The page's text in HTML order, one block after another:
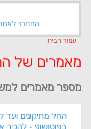
התחבר
עמוד הבית
מאמרים של
מספר מאמרים
החל מתיקונים ועד
בפוטושופ - להכיר